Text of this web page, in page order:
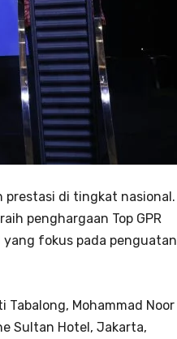
prestasi di tingkat nasional.
penghargaan Top GPR
fokus pada penguatan
Mohammad Noor
Sultan Hotel, Jakarta,